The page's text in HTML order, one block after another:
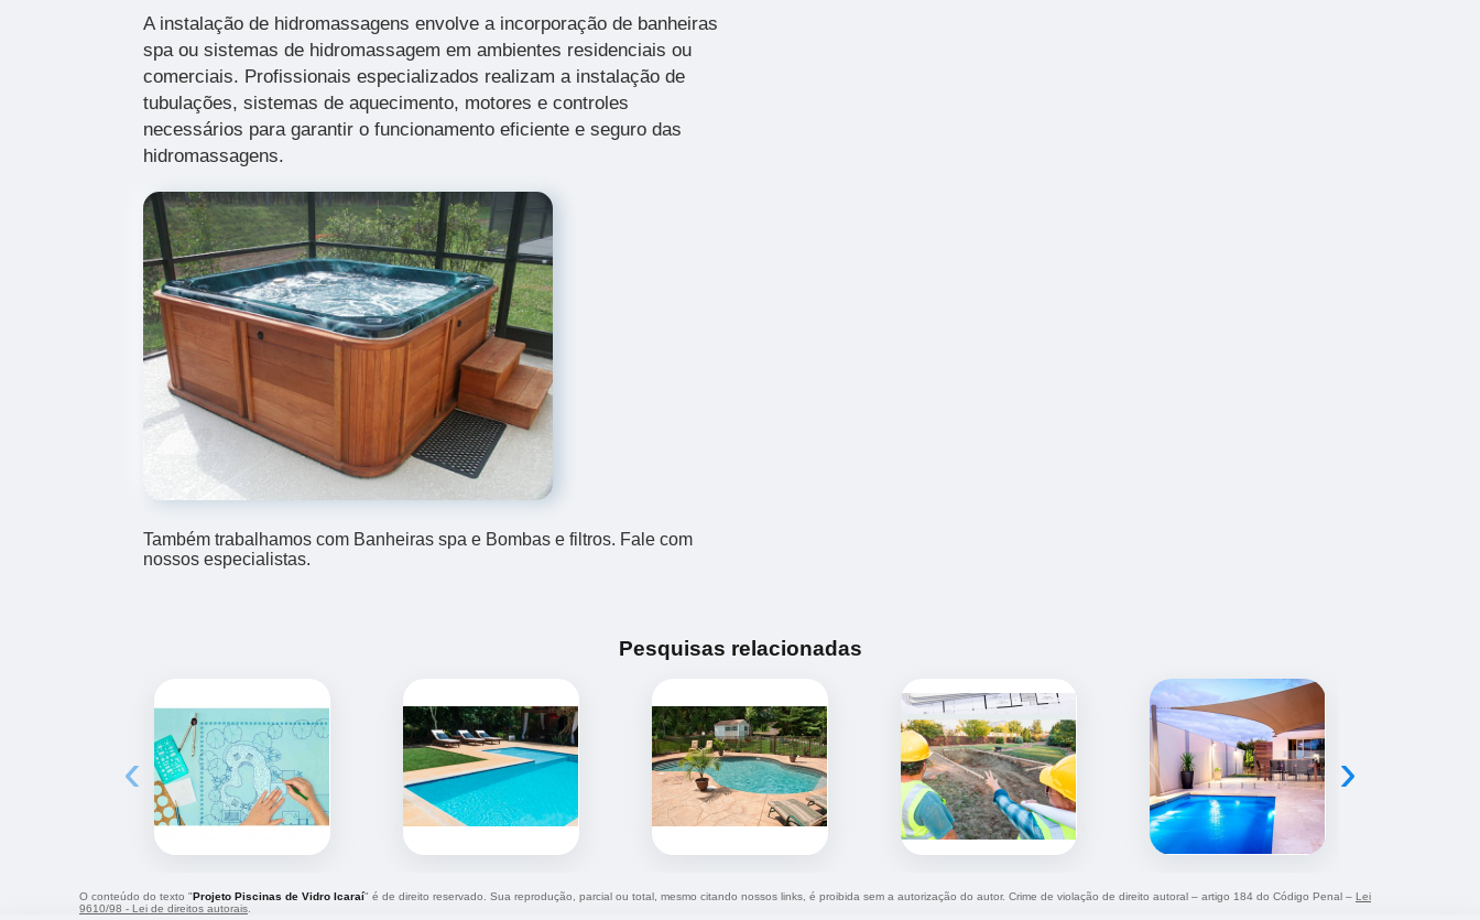
A instalação de hidromassagens envolve a incorporação de banheiras
spa ou sistemas de hidromassagem em ambientes residenciais ou
comerciais. Profissionais especializados realizam a instalação de
tubulações, sistemas de aquecimento, motores e controles
necessários para garantir o funcionamento eficiente e seguro das
hidromassagens.
Também trabalhamos com Banheiras spa e Bombas e filtros. Fale com
nossos especialistas.
Pesquisas relacionadas
‹ ›
O conteúdo do texto "Projeto Piscinas de Vidro Icaraí" é de direito reservado. Sua reprodução, parcial ou total, mesmo citando nossos links, é proibida sem a autorização do autor. Crime de violação de direito autoral – artigo 184 do Código Penal – Lei
9610/98 - Lei de direitos autorais